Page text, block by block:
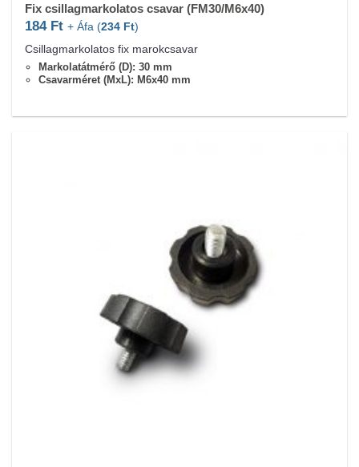
Fix csillagmarkolatos csavar (FM30/M6x40)
184 Ft + Áfa (234 Ft)
Csillagmarkolatos fix marokcsavar
Markolatátmérő (D): 30 mm
Csavarméret (MxL): M6x40 mm